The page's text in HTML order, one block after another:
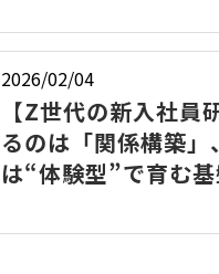
2026/02/04
【Z世代の新入社
るのは「関係構築
は“体験型”で育む